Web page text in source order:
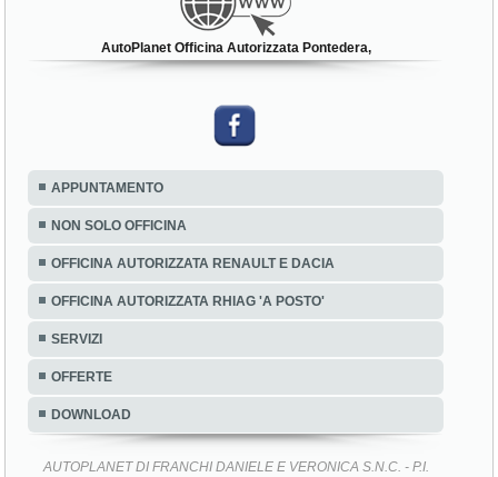
AutoPlanet Officina Autorizzata Pontedera,
APPUNTAMENTO
NON SOLO OFFICINA
OFFICINA AUTORIZZATA RENAULT E DACIA
OFFICINA AUTORIZZATA RHIAG 'A POSTO'
SERVIZI
OFFERTE
DOWNLOAD
AUTOPLANET DI FRANCHI DANIELE E VERONICA S.N.C. - P.I.